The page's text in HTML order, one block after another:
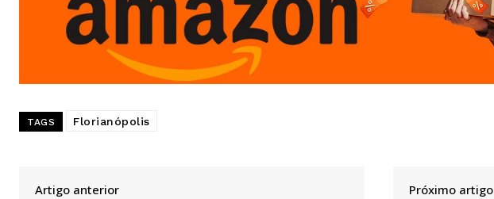
TAGS Florianópolis
Artigo anterior Próximo artigo